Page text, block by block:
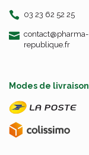
03 23 62 52 25
contact-
@-
pharma-
republique.fr
Modes de livraison